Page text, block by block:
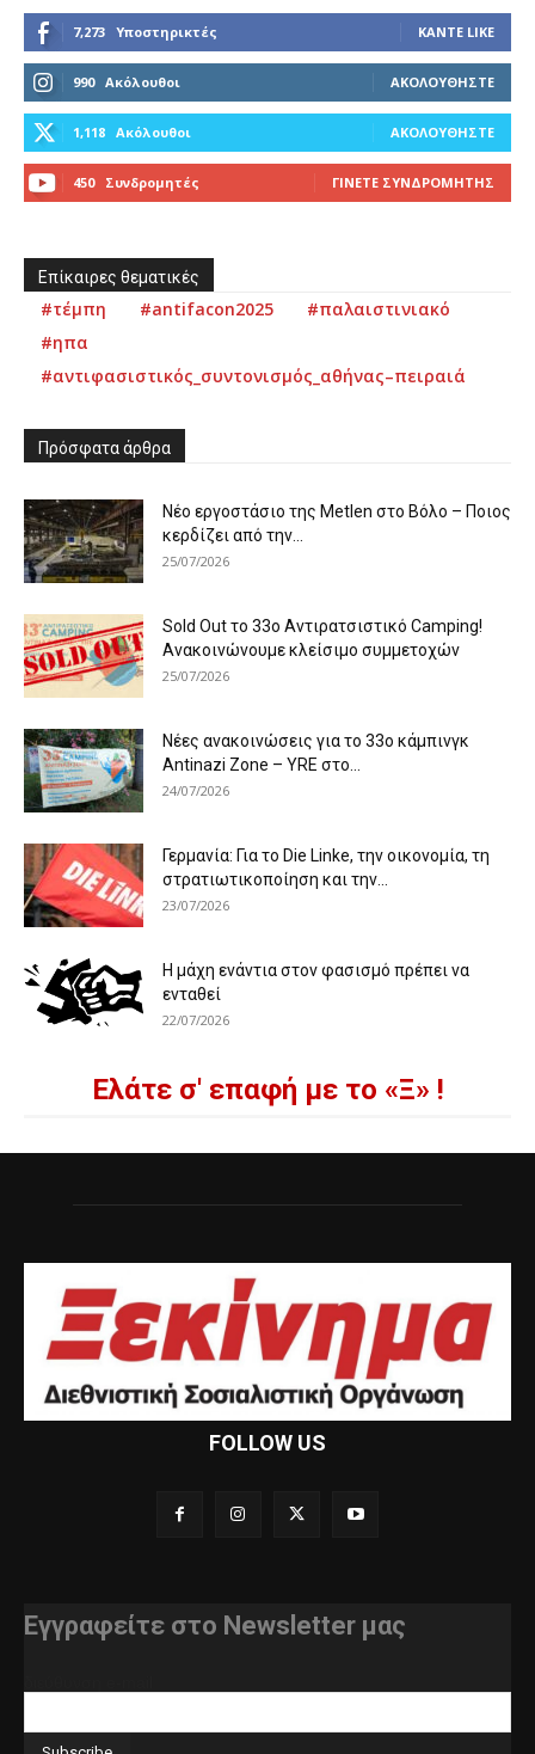
7,273 Υποστηρικτές ΚΆΝΤΕ LIKE
990 Ακόλουθοι ΑΚΟΛΟΥΘΉΣΤΕ
1,118 Ακόλουθοι ΑΚΟΛΟΥΘΉΣΤΕ
450 Συνδρομητές ΓΊΝΕΤΕ ΣΥΝΔΡΟΜΗΤΉΣ
Επίκαιρες θεματικές
#τέμπη #antifacon2025
#παλαιστινιακό
#ηπα
#αντιφασιστικός_συντονισμός_αθήνας–πειραιά
Πρόσφατα άρθρα
Νέο εργοστάσιο της Metlen στο Βόλο – Ποιος
κερδίζει από την...
25/07/2026
Sold Out το 33ο Αντιρατσιστικό Camping!
Ανακοινώνουμε κλείσιμο συμμετοχών
25/07/2026
Νέες ανακοινώσεις για το 33ο κάμπινγκ
Antinazi Zone – YRE στο...
24/07/2026
Γερμανία: Για το Die Linke, την οικονομία, τη
στρατιωτικοποίηση και την...
23/07/2026
Η μάχη ενάντια στον φασισμό πρέπει να
ενταθεί
22/07/2026
Ελάτε σ' επαφή με το «Ξ» !
FOLLOW US
Εγγραφείτε στο Newsletter μας